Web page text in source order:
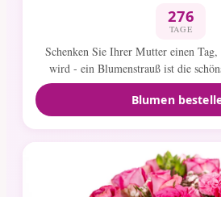
276
TAGE
Schenken Sie Ihrer Mutter einen Tag,
wird - ein Blumenstrauß ist die
Blumen